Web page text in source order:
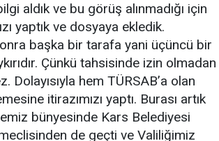
aldık ve bu görüş alınmadığı için
yaptık ve dosyaya ekledik.
başka bir tarafa yani üçüncü bir
Çünkü tahsisinde izin olmadan
hem TÜRSAB’a olan
itirazımızı yaptı. Burası artık
bünyesinde Kars Belediyesi
de geçti ve Valiliğimiz